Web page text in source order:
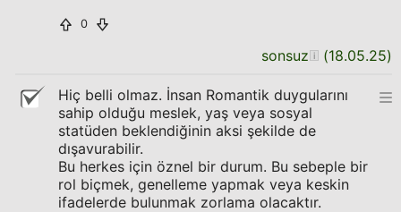
0
sonsuz (18.05.25)
Hiç belli olmaz. İnsan Romantik duygularını
sahip olduğu meslek, yaş veya sosyal
statüden beklendiğinin aksi şekilde de
dışavurabilir.
Bu herkes için öznel bir durum. Bu sebeple bir
rol biçmek, genelleme yapmak veya keskin
ifadelerde bulunmak zorlama olacaktır.